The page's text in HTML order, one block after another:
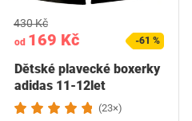
od 169 Kč
430 Kč
-61 %
Dětské plavecké boxerky
adidas 11-12let
(23×)